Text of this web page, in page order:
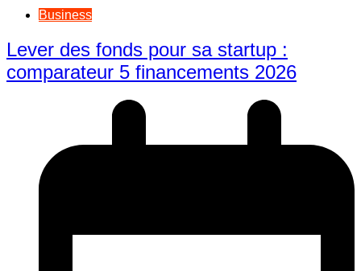
Business
Lever des fonds pour sa startup :
comparateur 5 financements 2026